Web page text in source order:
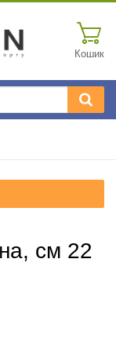
Кошик
см 22